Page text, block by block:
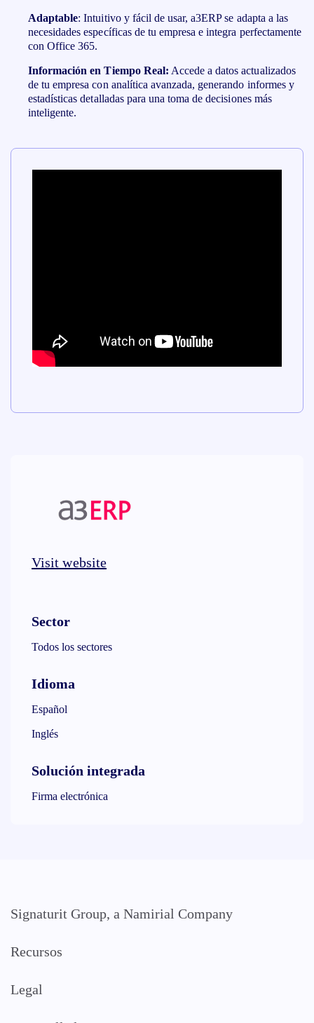
Adaptable: Intuitivo y fácil de usar, a3ERP se adapta a las
necesidades específicas de tu empresa e integra perfectamente
con Office 365.
Información en Tiempo Real: Accede a datos actualizados
de tu empresa con analítica avanzada, generando informes y
estadísticas detalladas para una toma de decisiones más
inteligente.
Visit website
Sector
Todos los sectores
Idioma
Español
Inglés
Solución integrada
Firma electrónica
Signaturit Group, a Namirial Company
Recursos
Legal